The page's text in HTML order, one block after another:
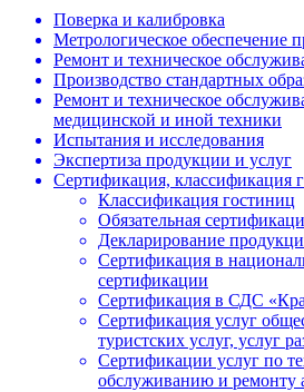
Поверка и калибровка
Метрологическое обеспечение
Ремонт и техническое
Производство стандартных
Ремонт и техническое
медицинской и иной техники
Испытания и исследования
Экспертиза продукции и услуг
Сертификация, классификация
Классификация гостиниц
Обязательная
Декларирование
Сертификация в
сертификации
Сертификация в СДС
Сертификация услуг
туристских услуг, услуг
Сертификации услуг по
обслуживанию и ремонту